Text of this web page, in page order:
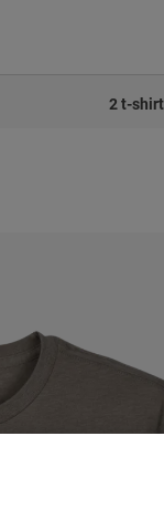
2 t-